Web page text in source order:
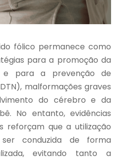
fólico permanece como
para a promoção da
e para a prevenção de
malformações graves
do cérebro e da
No entanto, evidências
reforçam que a utilização
conduzida de forma
evitando tanto a